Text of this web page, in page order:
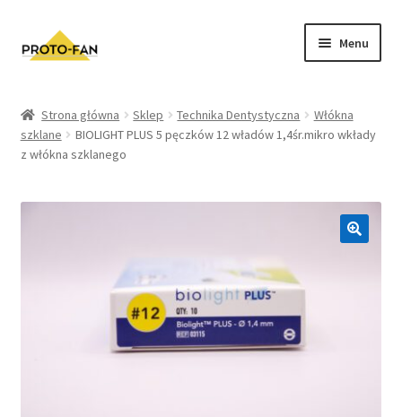
Menu
Kursy Stomatologiczne
Zwroty i Reklamacje
Regulamin sklepu
Strona główna Sklep Technika Dentystyczna
Włókna
szklane
BIOLIGHT PLUS 5 pęczków 12 władów 1,4śr.mikro wkłady
z włókna szklanego